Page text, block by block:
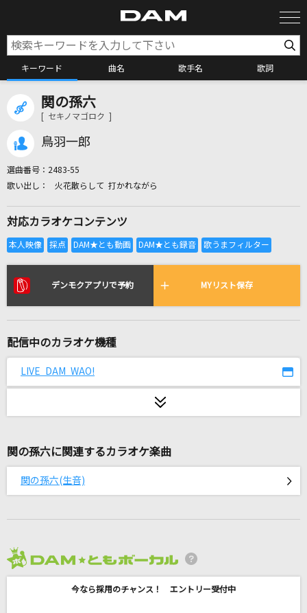
キーワード 曲名 歌手名 歌詞
全国りれき
リアルタイムで歌われている曲の一覧
怪獣の花唄
メロディーフラッグ
白いマフラー
DEEP
水平線
ジグソーパズル
関の孫六
[ セキノマゴロク ]
鳥羽一郎
選曲番号： 2483-55
火花散らして 打かれながら
対応カラオケコンテンツ
デンモクアプリで予約 MYリスト保存
配信中のカラオケ機種
LIVE DAM WAO!
関の孫六に関連するカラオケ楽曲
関の孫六(生音)
今なら採用のチャンス！ エントリー受付中